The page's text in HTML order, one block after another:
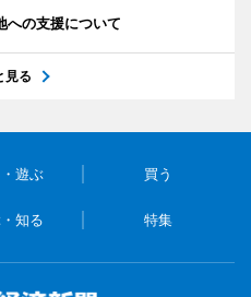
への支援について
見る
遊ぶ 買う
知る 特集